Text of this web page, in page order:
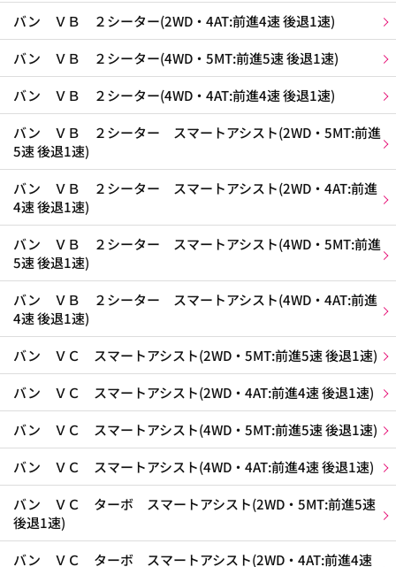
バン ＶＢ ２シーター(2WD・4AT:前進4速 後退1速)
バン ＶＢ ２シーター(4WD・5MT:前進5速 後退1速)
バン ＶＢ ２シーター(4WD・4AT:前進4速 後退1速)
バン ＶＢ ２シーター スマートアシスト(2WD・5MT:前進
5速 後退1速)
バン ＶＢ ２シーター スマートアシスト(2WD・4AT:前進
4速 後退1速)
バン ＶＢ ２シーター スマートアシスト(4WD・5MT:前進
5速 後退1速)
バン ＶＢ ２シーター スマートアシスト(4WD・4AT:前進
4速 後退1速)
バン ＶＣ スマートアシスト(2WD・5MT:前進5速 後退1速)
バン ＶＣ スマートアシスト(2WD・4AT:前進4速 後退1速)
バン ＶＣ スマートアシスト(4WD・5MT:前進5速 後退1速)
バン ＶＣ スマートアシスト(4WD・4AT:前進4速 後退1速)
バン ＶＣ ターボ スマートアシスト(2WD・5MT:前進5速
後退1速)
バン ＶＣ ターボ スマートアシスト(2WD・4AT:前進4速